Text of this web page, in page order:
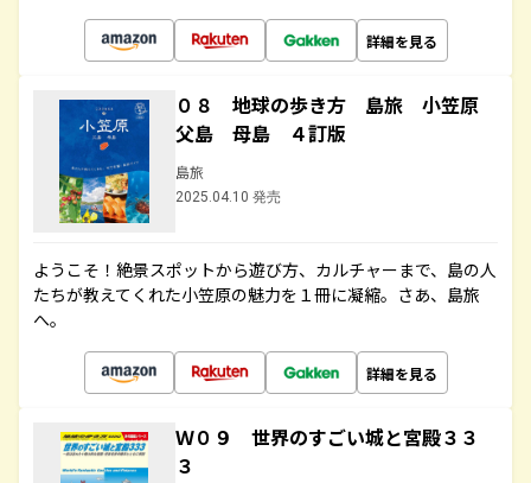
詳細を見る
０８ 地球の歩き方 島旅 小笠原
父島 母島 ４訂版
島旅
2025.04.10 発売
ようこそ！絶景スポットから遊び方、カルチャーまで、島の人
たちが教えてくれた小笠原の魅力を１冊に凝縮。さあ、島旅
へ。
詳細を見る
Ｗ０９ 世界のすごい城と宮殿３３
３